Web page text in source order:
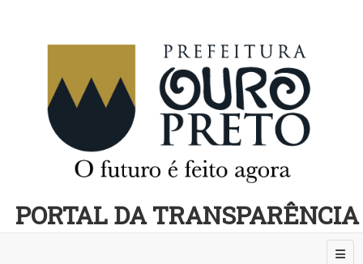
PORTAL DA TRANSPARÊNCIA